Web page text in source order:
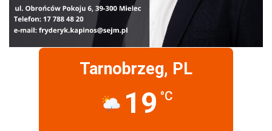
Tarnobrzeg, PL
19 °C